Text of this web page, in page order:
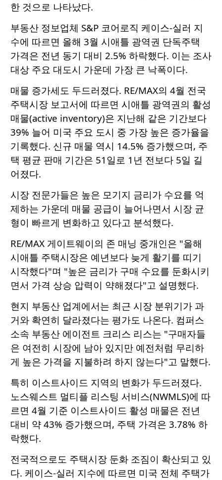
한 것으로 나타났다.
부동산 정보업체 S&P 코어로직 케이스-실러 지
수에 따르면 올해 3월 시애틀 광역권 단독주택
가격은 전년 동기 대비 2.5% 하락했다. 이는 조사
대상 주요 대도시 가운데 가장 큰 낙폭이다.
매물 증가세도 두드러졌다. RE/MAX의 4월 전국
주택시장 보고서에 따르면 시애틀 광역권의 활성
매물(active inventory)은 지난해 같은 기간보다
39% 늘어 미국 주요 도시 중 가장 높은 증가율을
기록했다. 신규 매물 역시 14.5% 증가했으며, 주
택 평균 판매 기간은 51일로 1년 전보다 5일 길
어졌다.
시장 전문가들은 높은 모기지 금리가 수요를 억
제하는 가운데 매물 공급이 늘어나면서 시장 균
형이 빠르게 변화하고 있다고 분석했다.
RE/MAX 게이트웨이의 존 매닝 중개인은 "올해
시애틀 주택시장은 예년보다 늦게 활기를 띠기
시작했다"며 "높은 금리가 구매 수요를 둔화시키
면서 가격 상승 압력이 약해졌다"고 설명했다.
현지 부동산 업계에서는 최근 시장 분위기가 과
거와 확연히 달라졌다는 평가도 나온다. 컴퍼스
소속 부동산 에이전트 크리스 리스는 "구매자들
은 여전히 시장에 남아 있지만 예전처럼 무리하
게 높은 가격을 지불하려 하지 않는다"고 말했다.
특히 이스트사이드 지역의 변화가 두드러졌다.
노스웨스트 멀티플 리스팅 서비스(NWMLS)에 따
르면 4월 기준 이스트사이드 활성 매물은 전년
대비 약 43% 증가했으며, 주택 가격은 3.78% 하
락했다.
전국적으로도 주택시장 둔화 조짐이 확산되고 있
다. 케이스-실러 지수에 따르면 미국 전체 주택가